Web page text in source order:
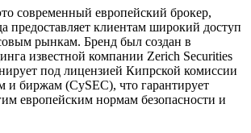
современный европейский брокер,
предоставляет клиентам широкий доступ
рынкам. Бренд был создан в
известной компании Zerich Securities
под лицензией Кипрской комиссии
и биржам (CySEC), что гарантирует
европейским нормам безопасности и